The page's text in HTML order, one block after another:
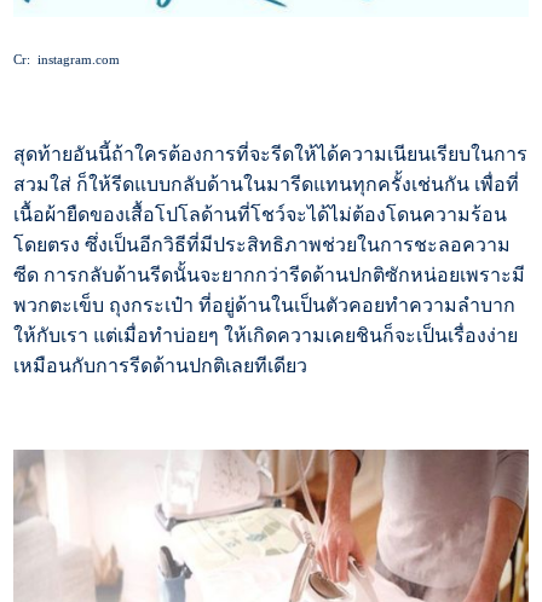
Cr: instagram.com
สุดท้ายอันนี้ถ้าใครต้องการที่จะรีดให้ได้ความเนียนเรียบในการ
สวมใส่ ก็ให้รีดแบบกลับด้านในมารีดแทนทุกครั้งเช่นกัน เพื่อที่
เนื้อผ้ายืดของเสื้อโปโลด้านที่โชว์จะได้ไม่ต้องโดนความร้อน
โดยตรง ซึ่งเป็นอีกวิธีที่มีประสิทธิภาพช่วยในการชะลอความ
ซีด การกลับด้านรีดนั้นจะยากกว่ารีดด้านปกติซักหน่อยเพราะมี
พวกตะเข็บ ถุงกระเป๋า ที่อยู่ด้านในเป็นตัวคอยทำความลำบาก
ให้กับเรา แต่เมื่อทำบ่อยๆ ให้เกิดความเคยชินก็จะเป็นเรื่องง่าย
เหมือนกับการรีดด้านปกติเลยทีเดียว